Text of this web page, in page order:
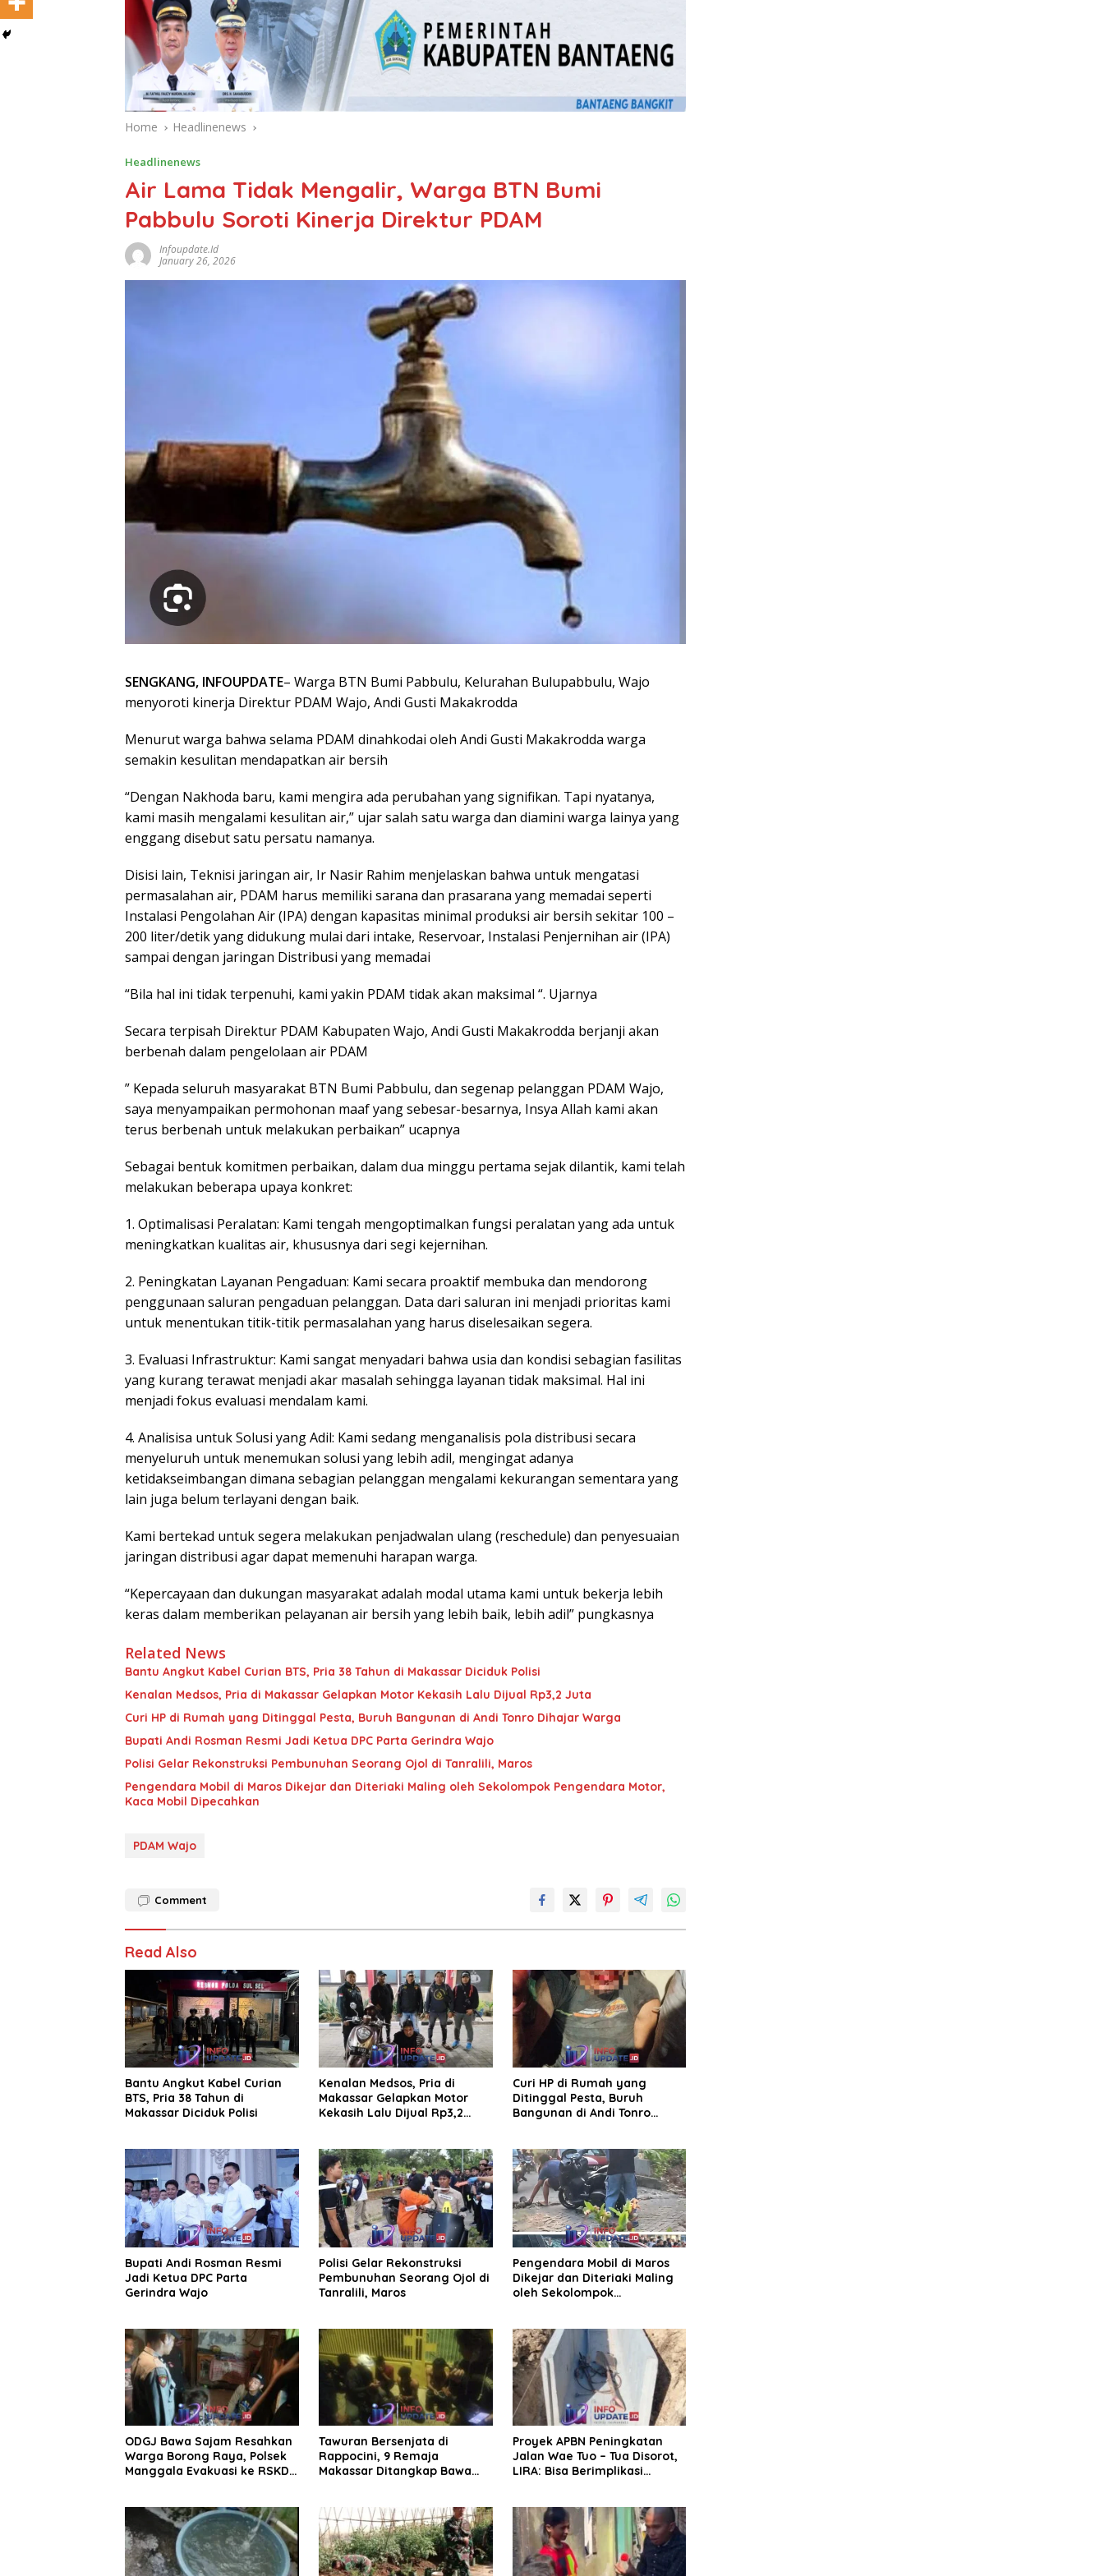
Home Headlinenews
Headlinenews
Air Lama Tidak Mengalir, Warga BTN Bumi
Pabbulu Soroti Kinerja Direktur PDAM
Infoupdate.id
January 26, 2026
SENGKANG, INFOUPDATE– Warga BTN Bumi Pabbulu, Kelurahan Bulupabbulu, Wajo
menyoroti kinerja Direktur PDAM Wajo, Andi Gusti Makakrodda
Menurut warga bahwa selama PDAM dinahkodai oleh Andi Gusti Makakrodda warga
semakin kesulitan mendapatkan air bersih
“Dengan Nakhoda baru, kami mengira ada perubahan yang signifikan. Tapi nyatanya,
kami masih mengalami kesulitan air,” ujar salah satu warga dan diamini warga lainya yang
enggang disebut satu persatu namanya.
Disisi lain, Teknisi jaringan air, Ir Nasir Rahim menjelaskan bahwa untuk mengatasi
permasalahan air, PDAM harus memiliki sarana dan prasarana yang memadai seperti
Instalasi Pengolahan Air (IPA) dengan kapasitas minimal produksi air bersih sekitar 100 –
200 liter/detik yang didukung mulai dari intake, Reservoar, Instalasi Penjernihan air (IPA)
sampai dengan jaringan Distribusi yang memadai
“Bila hal ini tidak terpenuhi, kami yakin PDAM tidak akan maksimal “. Ujarnya
Secara terpisah Direktur PDAM Kabupaten Wajo, Andi Gusti Makakrodda berjanji akan
berbenah dalam pengelolaan air PDAM
” Kepada seluruh masyarakat BTN Bumi Pabbulu, dan segenap pelanggan PDAM Wajo,
saya menyampaikan permohonan maaf yang sebesar-besarnya, Insya Allah kami akan
terus berbenah untuk melakukan perbaikan” ucapnya
Sebagai bentuk komitmen perbaikan, dalam dua minggu pertama sejak dilantik, kami telah
melakukan beberapa upaya konkret:
1. Optimalisasi Peralatan: Kami tengah mengoptimalkan fungsi peralatan yang ada untuk
meningkatkan kualitas air, khususnya dari segi kejernihan.
2. Peningkatan Layanan Pengaduan: Kami secara proaktif membuka dan mendorong
penggunaan saluran pengaduan pelanggan. Data dari saluran ini menjadi prioritas kami
untuk menentukan titik-titik permasalahan yang harus diselesaikan segera.
3. Evaluasi Infrastruktur: Kami sangat menyadari bahwa usia dan kondisi sebagian fasilitas
yang kurang terawat menjadi akar masalah sehingga layanan tidak maksimal. Hal ini
menjadi fokus evaluasi mendalam kami.
4. Analisisa untuk Solusi yang Adil: Kami sedang menganalisis pola distribusi secara
menyeluruh untuk menemukan solusi yang lebih adil, mengingat adanya
ketidakseimbangan dimana sebagian pelanggan mengalami kekurangan sementara yang
lain juga belum terlayani dengan baik.
Kami bertekad untuk segera melakukan penjadwalan ulang (reschedule) dan penyesuaian
jaringan distribusi agar dapat memenuhi harapan warga.
“Kepercayaan dan dukungan masyarakat adalah modal utama kami untuk bekerja lebih
keras dalam memberikan pelayanan air bersih yang lebih baik, lebih adil” pungkasnya
Related News
Bantu Angkut Kabel Curian BTS, Pria 38 Tahun di Makassar Diciduk Polisi
Kenalan Medsos, Pria di Makassar Gelapkan Motor Kekasih Lalu Dijual Rp3,2 Juta
Curi HP di Rumah yang Ditinggal Pesta, Buruh Bangunan di Andi Tonro Dihajar Warga
Bupati Andi Rosman Resmi Jadi Ketua DPC Parta Gerindra Wajo
Polisi Gelar Rekonstruksi Pembunuhan Seorang Ojol di Tanralili, Maros
Pengendara Mobil di Maros Dikejar dan Diteriaki Maling oleh Sekolompok Pengendara Motor,
Kaca Mobil Dipecahkan
PDAM Wajo
Comment
Read Also
Bantu Angkut Kabel Curian
BTS, Pria 38 Tahun di
Makassar Diciduk Polisi
Kenalan Medsos, Pria di
Makassar Gelapkan Motor
Kekasih Lalu Dijual Rp3,2
Curi HP di Rumah yang
Ditinggal Pesta, Buruh
Bangunan di Andi Tonro
Bupati Andi Rosman Resmi
Jadi Ketua DPC Parta
Gerindra Wajo
Polisi Gelar Rekonstruksi
Pembunuhan Seorang Ojol di
Tanralili, Maros
Pengendara Mobil di Maros
Dikejar dan Diteriaki Maling
oleh Sekolompok
ODGJ Bawa Sajam Resahkan
Warga Borong Raya, Polsek
Manggala Evakuasi ke RSKD
Tawuran Bersenjata di
Rappocini, 9 Remaja
Makassar Ditangkap Bawa
Proyek APBN Peningkatan
Jalan Wae Tuo – Tua Disorot,
LIRA: Bisa Berimplikasi